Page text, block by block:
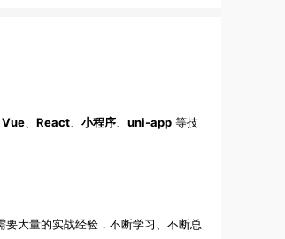
Vue、 React、 小程序、 uni-app 等技
大量的实战经验，不断学习、不断总